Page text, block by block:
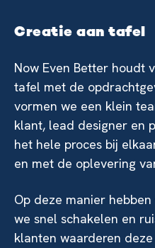
Creatie aan tafel
Now Even Better houdt
tafel met de
vormen we een klein
klant, lead designer en
het hele proces bij
en met de oplevering
Op deze manier
we snel schakelen en
klanten waarderen